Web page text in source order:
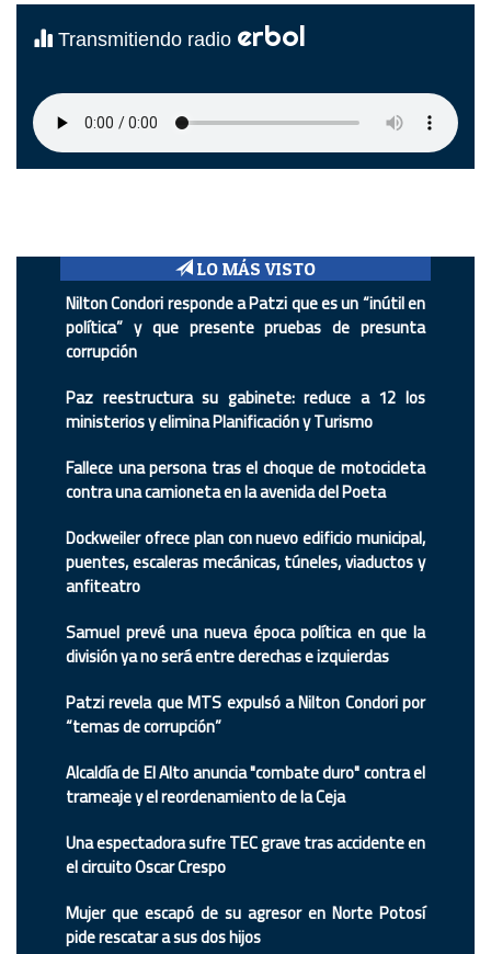
Transmitiendo radio erbol
LO MÁS VISTO
Nilton Condori responde a Patzi que es un “inútil en
política” y que presente pruebas de presunta
corrupción
Paz reestructura su gabinete: reduce a 12 los
ministerios y elimina Planificación y Turismo
Fallece una persona tras el choque de motocicleta
contra una camioneta en la avenida del Poeta
Dockweiler ofrece plan con nuevo edificio municipal,
puentes, escaleras mecánicas, túneles, viaductos y
anfiteatro
Samuel prevé una nueva época política en que la
división ya no será entre derechas e izquierdas
Patzi revela que MTS expulsó a Nilton Condori por
“temas de corrupción”
Alcaldía de El Alto anuncia "combate duro" contra el
trameaje y el reordenamiento de la Ceja
Una espectadora sufre TEC grave tras accidente en
el circuito Oscar Crespo
Mujer que escapó de su agresor en Norte Potosí
pide rescatar a sus dos hijos